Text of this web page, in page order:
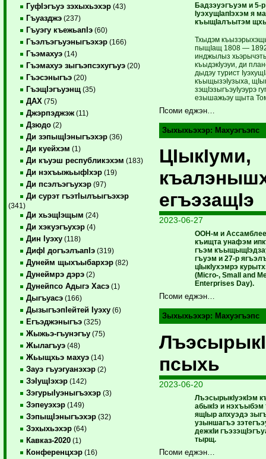
ГуфIэгъуэ зэхыхьэхэр (43)
Гъуазджэ (237)
Гъуэгу къежьапIэ (60)
Гъэлъэгъуэныгъэхэр (166)
Гъэмахуэ (14)
Гъэмахуэ зыгъэпсэхугъуэ (20)
Гъэсэныгъэ (20)
ГъэщIэгъуэнщ (35)
ДАХ (75)
Джэрпэджэж (11)
Дзюдо (2)
Ди зэпыщIэныгъэхэр (36)
Ди куейхэм (1)
Ди къуэш республикэхэм (183)
Ди нэхъыжьыфIхэр (19)
Ди псэлъэгъухэр (97)
Ди сурэт гъэтIылъыгъэхэр
(341)
Ди хьэщIэщым (24)
Ди хэкуэгъухэр (4)
Дин Iуэху (118)
ДифI догъэлъапIэ (319)
Дунейм щыхъыбархэр (82)
Дунеймрэ дэрэ (2)
Дунейпсо Адыгэ Хасэ (1)
Дыгъуасэ (166)
ДызыгъэпIейтей Iуэху (6)
Егъэджэныгъэ (325)
Жыжьэ-гъунэгъу (75)
Жылагъуэ (48)
Жьыщхьэ махуэ (14)
Зауэ гъуэгуанэхэр (2)
ЗэIущIэхэр (142)
ЗэгурыIуэныгъэхэр (3)
Зэпеуэхэр (149)
ЗэпыщIэныгъэхэр (32)
Зэхыхьэхэр (64)
Кавказ-2020 (1)
Конференцхэр (16)
Бадзэуэгъуэм и 5-
IуэхущIапIэхэм я
къыщIалъытэм
Тхыдэм
пыщIащ 1808 — 1892
инджы­лыз
къыдэкIуэуи, ди
дыдэу турист
къыщызэIузыха,
зэщIэзыгъэуIуэурэ
езышажьэу щыта
Псоми еджэн…
Зыхыхьэхэр: Махуэгъэпс
ЦIыкIуми,
егъэзащIэ
2023-06-27
ООН-м и
къищта унафэм
гъэм
гъуэм и 27-р
цIыкIухэмрэ
(Micro-, Small and
Enterprises Day).
Псоми еджэн…
Зыхыхьэхэр: Махуэгъэпс
псыхь
2023-06-20
ЛъэсырыкIуэкIэм
абыкIэ и нэхъыбэм
ящIыр апхуэдэ
узыншагъэ
дежкIи
тырщ.
Псоми еджэн…